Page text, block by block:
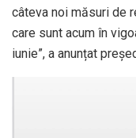
câteva noi măsuri de
care sunt acum în
iunie”, a anunțat